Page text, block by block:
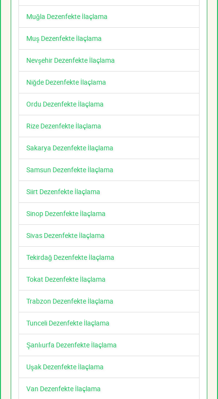
Muğla Dezenfekte İlaçlama
Muş Dezenfekte İlaçlama
Nevşehir Dezenfekte İlaçlama
Niğde Dezenfekte İlaçlama
Ordu Dezenfekte İlaçlama
Rize Dezenfekte İlaçlama
Sakarya Dezenfekte İlaçlama
Samsun Dezenfekte İlaçlama
Siirt Dezenfekte İlaçlama
Sinop Dezenfekte İlaçlama
Sivas Dezenfekte İlaçlama
Tekirdağ Dezenfekte İlaçlama
Tokat Dezenfekte İlaçlama
Trabzon Dezenfekte İlaçlama
Tunceli Dezenfekte İlaçlama
Şanlıurfa Dezenfekte İlaçlama
Uşak Dezenfekte İlaçlama
Van Dezenfekte İlaçlama